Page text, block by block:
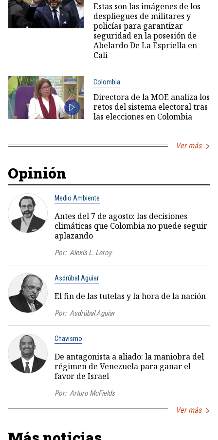
Estas son las imágenes de los
despliegues de militares y
policías para garantizar
seguridad en la posesión de
Abelardo De La Espriella en
Cali
Colombia
Directora de la MOE analiza los
retos del sistema electoral tras
las elecciones en Colombia
Ver más
Opinión
Medio Ambiente
Antes del 7 de agosto: las decisiones
climáticas que Colombia no puede seguir
aplazando
Por: Alexis L. Leroy
Asdrúbal Aguiar
El fin de las tutelas y la hora de la nación
Por: Asdrúbal Aguiar
Chavismo
De antagonista a aliado: la maniobra del
régimen de Venezuela para ganar el
favor de Israel
Por: Arturo McFields
Ver más